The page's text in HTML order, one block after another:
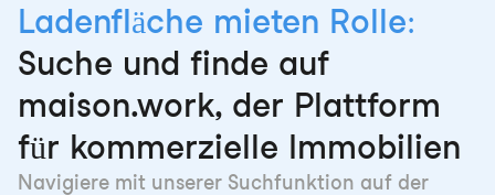
Ladenfläche mieten Rolle:
Suche und finde auf
maison.work, der Plattform
für kommerzielle Immobilien
Navigiere mit unserer Suchfunktion auf der